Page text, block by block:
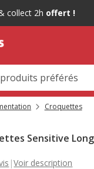
collect 2h offert !
Croquettes
Sensitive
|Voir description